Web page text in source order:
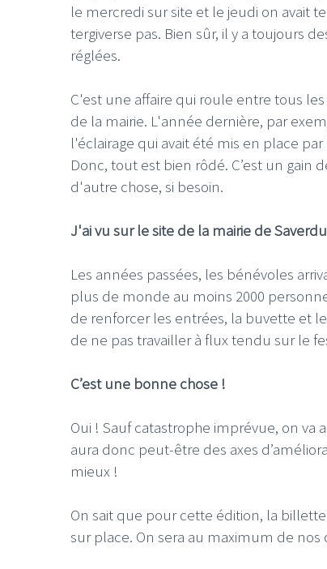
le mercredi sur site et le jeudi on avait
tergiverse pas. Bien sûr, il y a toujours
réglées.
C'est une affaire qui roule entre tous
de la mairie. L'année dernière, par
l'éclairage qui avait été mis en place
Donc, tout est bien rôdé. C’est un gain
d'autre chose, si besoin.
J'ai vu sur le site de la mairie de
Les années passées, les bénévoles
plus de monde au moins 2000
de renforcer les entrées, la buvette et
de ne pas travailler à flux tendu sur le
C’est une bonne chose !
Oui ! Sauf catastrophe imprévue, on va
aura donc peut-être des axes
mieux !
On sait que pour cette édition, la
sur place. On sera au maximum de nos